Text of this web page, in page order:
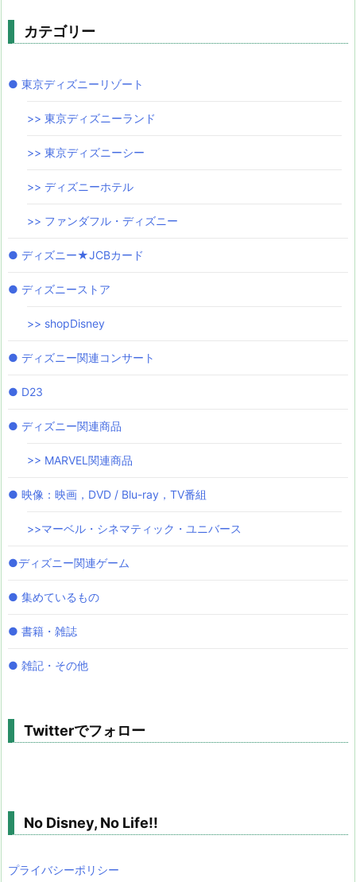
カテゴリー
● 東京ディズニーリゾート
>> 東京ディズニーランド
>> 東京ディズニーシー
>> ディズニーホテル
>> ファンダフル・ディズニー
● ディズニー★JCBカード
● ディズニーストア
>> shopDisney
● ディズニー関連コンサート
● D23
● ディズニー関連商品
>> MARVEL関連商品
● 映像：映画，DVD / Blu-ray，TV番組
>>マーベル・シネマティック・ユニバース
●ディズニー関連ゲーム
● 集めているもの
● 書籍・雑誌
● 雑記・その他
Twitterでフォロー
No Disney, No Life!!
プライバシーポリシー